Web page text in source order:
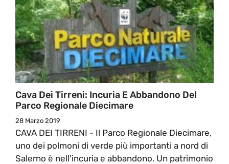
Cava Dei Tirreni: Incuria E Abbandono Del
Parco Regionale Diecimare
28 Marzo 2019
CAVA DEI TIRRENI - Il Parco Regionale Diecimare,
uno dei polmoni di verde più importanti a nord di
Salerno è nell'incuria e abbandono. Un patrimonio